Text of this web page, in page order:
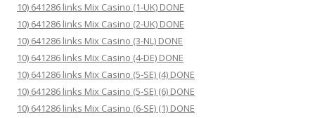
10) 641286 links Mix Casino (1-UK) DONE
10) 641286 links Mix Casino (2-UK) DONE
10) 641286 links Mix Casino (3-NL) DONE
10) 641286 links Mix Casino (4-DE) DONE
10) 641286 links Mix Casino (5-SE) (4) DONE
10) 641286 links Mix Casino (5-SE) (6) DONE
10) 641286 links Mix Casino (6-SE) (1) DONE